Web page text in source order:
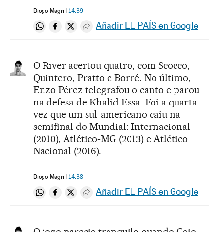
Diogo Magri 14:39
Compartir en Whatsapp
Compartir en Facebook
Compartir en Twitter
Desplegar Redes Sociales
Añadir EL PAÍS en Google
O River acertou quatro, com Scocco,
Quintero, Pratto e Borré. No último,
Enzo Pérez telegrafou o canto e parou
na defesa de Khalid Essa. Foi a quarta
vez que um sul-americano caiu na
semifinal do Mundial: Internacional
(2010), Atlético-MG (2013) e Atlético
Nacional (2016).
Diogo Magri 14:38
Compartir en Whatsapp
Compartir en Facebook
Compartir en Twitter
Desplegar Redes Sociales
Añadir EL PAÍS en Google